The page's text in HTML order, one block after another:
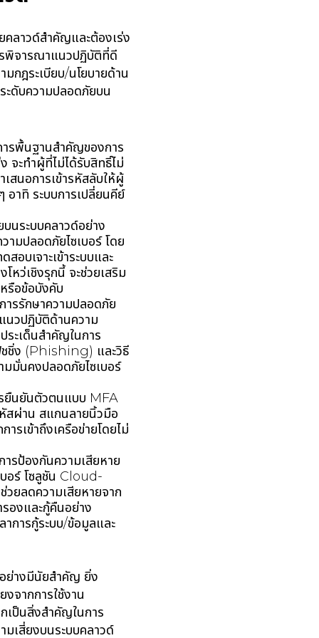
คลาวด์สำคัญและต้องเร่ง
รพิจารณาแนวปฏิบัติที่ดี
ฎระเบียบ/นโยบายด้าน
ะดับความปลอดภัยบน
ารพื้นฐานสำคัญของการ
จะทำผู้ที่ไม่ได้รับสิทธิ์ไม่
สนอการเข้ารหัสลับให้ผู้
อาทิ ระบบการเปลี่ยนคีย์
นระบบคลาวด์อย่าง
ามปลอดภัยไซเบอร์ โดย
อบเจาะเข้าระบบและ
หว่เชิงรุกนี้ จะช่วยเสริม
รือข้อบังคับ
รรักษาความปลอดภัย
นวปฏิบัติด้านความ
ะเด็นสำคัญในการ
ชชิ่ง (Phishing) และวิธี
มมั่นคงปลอดภัยไซเบอร์
ยืนยันตัวตนแบบ MFA
สผ่าน สแกนลายนิ้วมือ
เข้าถึงเครือข่ายโดยไม่
ารป้องกันความเสียหาย
อร์ โซลูชัน Cloud-
วยลดความเสียหายจาก
องและกู้คืนอย่าง
าการกู้ระบบ/ข้อมูลและ
อย่างมีนัยสำคัญ ยิ่ง
จากการใช้งาน
เป็นสิ่งสำคัญในการ
มเสี่ยงบนระบบคลาวด์